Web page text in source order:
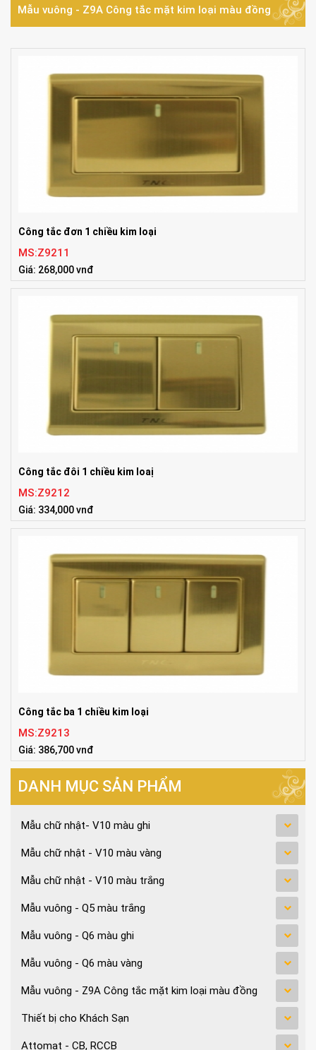
Mẫu vuông - Z9A Công tắc mặt kim loại màu đồng
Công tắc đơn 1 chiều kim loại
MS:Z9211
Giá: 268,000 vnđ
Tiêu chuẩn:86x86mm
Công tắc đôi 1 chiều kim loaị
MS:Z9212
Giá: 334,000 vnđ
Tiêu chuẩn:86x86mm
Công tắc ba 1 chiều kim loại
MS:Z9213
Giá: 386,700 vnđ
Tiêu chuẩn:86x86mm
DANH MỤC SẢN PHẨM
Mẫu chữ nhật- V10 màu ghi
Mẫu chữ nhật - V10 màu vàng
Mẫu chữ nhật - V10 màu trắng
Mẫu vuông - Q5 màu trắng
Mẫu vuông - Q6 màu ghi
Mẫu vuông - Q6 màu vàng
Mẫu vuông - Z9A Công tắc mặt kim loại màu đồng
Thiết bị cho Khách Sạn
Attomat - CB, RCCB